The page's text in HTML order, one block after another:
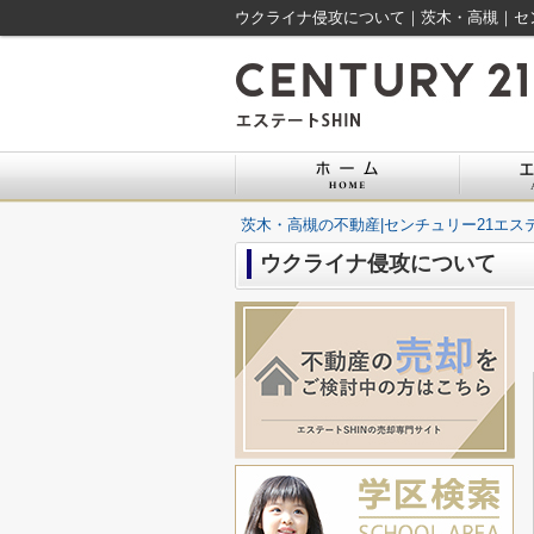
ウクライナ侵攻について｜茨木・高槻｜
茨木・高槻の不動産|センチュリー21エス
ウクライナ侵攻について